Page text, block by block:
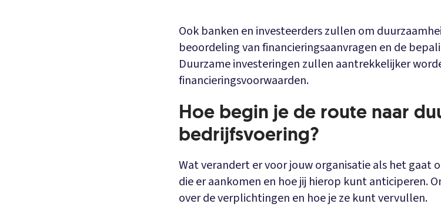
Ook banken en investeerders zullen om
beoordeling van financieringsaanvragen en de
Duurzame investeringen zullen aantrekkelijker
financieringsvoorwaarden.
Hoe begin je de route naar
bedrijfsvoering?
Wat verandert er voor jouw organisatie als het gaat
die er aankomen en hoe jij hierop kunt anticiperen.
over de verplichtingen en hoe je ze kunt vervullen.